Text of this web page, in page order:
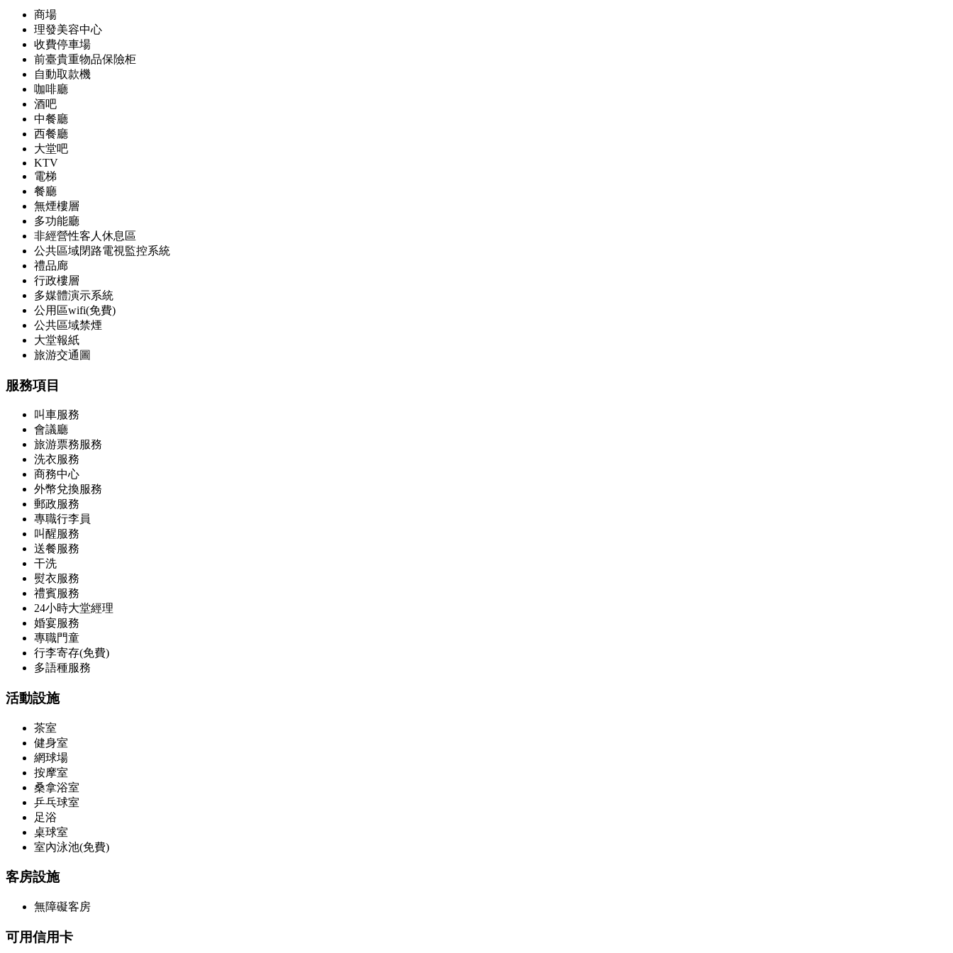
商場
理發美容中心
收費停車場
前臺貴重物品保險柜
自動取款機
咖啡廳
酒吧
中餐廳
西餐廳
大堂吧
KTV
電梯
餐廳
無煙樓層
多功能廳
非經營性客人休息區
公共區域閉路電視監控系統
禮品廊
行政樓層
多媒體演示系統
公用區wifi(免費)
公共區域禁煙
大堂報紙
旅游交通圖
服務項目
叫車服務
會議廳
旅游票務服務
洗衣服務
商務中心
外幣兌換服務
郵政服務
專職行李員
叫醒服務
送餐服務
干洗
熨衣服務
禮賓服務
24小時大堂經理
婚宴服務
專職門童
行李寄存(免費)
多語種服務
活動設施
茶室
健身室
網球場
按摩室
桑拿浴室
乒乓球室
足浴
桌球室
室內泳池(免費)
客房設施
無障礙客房
可用信用卡